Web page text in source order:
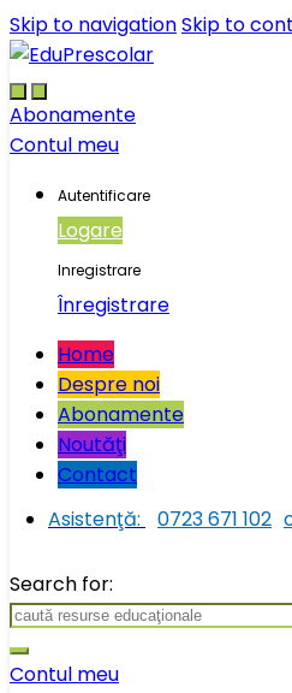
Skip to navigationSkip to
Abonamente
Contul meu
Autentificare
Logare
Inregistrare
Înregistrare
Home
Despre noi
Abonamente
Noutăţi
Contact
Asistenţă:
0723 671 102
Search for:
Contul meu